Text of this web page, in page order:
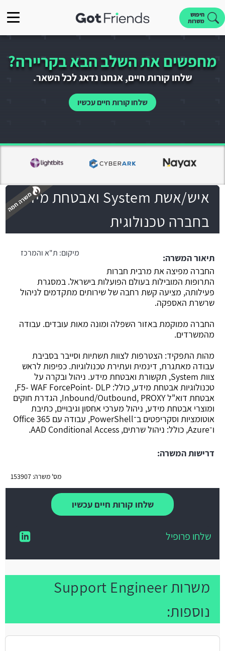
חיפוש
משרות
מחפשים את השלב הבא בקריירה?
שלחו קורות חיים, אנחנו נדאג לכל השאר.
שלחו קורות חיים עכשיו
איש/אשת System ואבטחת מידע
בחברה טכנולוגית
מיקום: ת"א והמרכז
תיאור המשרה:
החברה מפיצה את מרבית חברות
התרופות המובילות בעולם הפועלות בישראל. במסגרת
פעילותה, מציעה קשת רחבה של שירותים מתקדמים לניהול
שרשרת האספקה.
החברה ממוקמת באזור השפלה ומונה מאות עובדים. עבודה
מהמשרדים.
מהות התפקיד: הצטרפות לצוות תשתיות וסייבר בסביבת
עבודה מאתגרת, דינמית ועתירת טכנולוגיות. כפיפות לראש
צוות System, תקשורת ואבטחת מידע. ניהול ובקרה על
טכנולוגיות אבטחת מידע, כולל: F5- WAF ForcePoint- DLP,
אבטחת דוא"ל Inbound/Outbound, PROXY, הגדרת חוקים
ומוצרי אבטחת מידע, ניהול מערכי אחסון וגיבויים, כתיבת
אוטומציות וסקריפטים ב־PowerShell, עבודה עם Office 365
ו־Azure, כולל: ניהול שרתים, AAD Conditional Access.
דרישות המשרה:
מס' משרה: 153907
שלחו קורות חיים עכשיו
שלחו פרופיל
משרות Support Engineer
נוספות: